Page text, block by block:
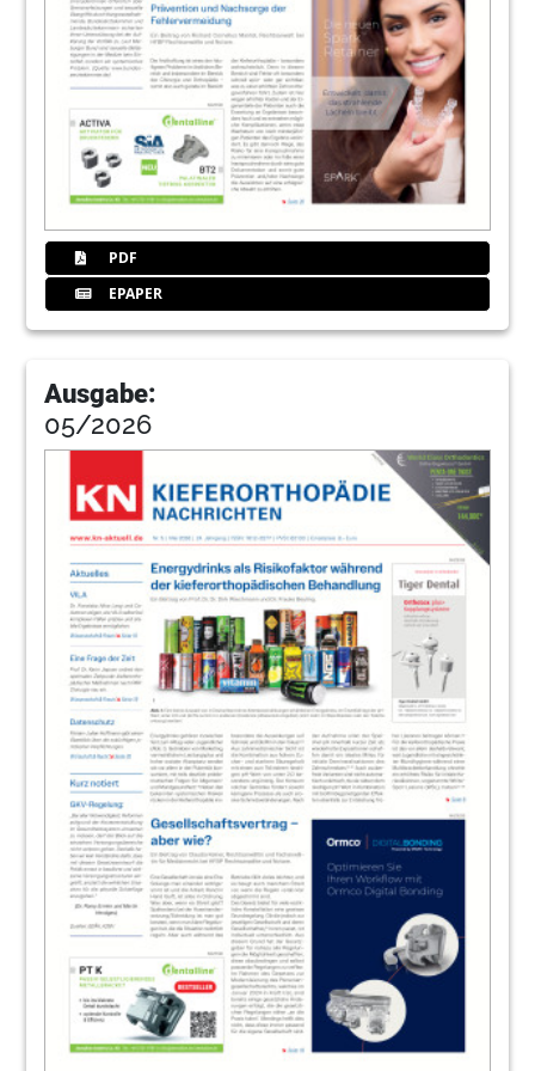
Produkte
Redaktion
Perfekt Smile: Das Konzept für die
perfekte Frontzahnästhetik
Service
Redaktion
PDF
EPAPER
Ausgabe:
05/2026